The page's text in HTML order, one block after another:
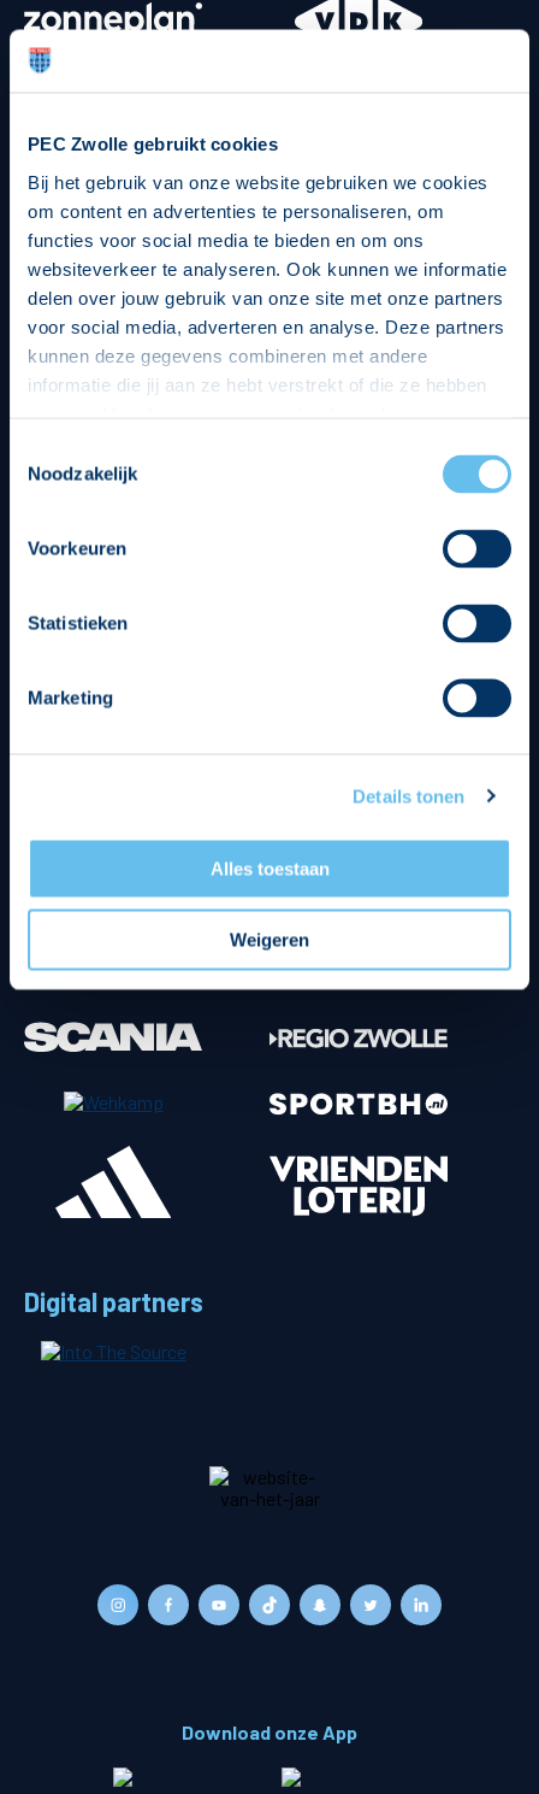
PEC Zwolle gebruikt cookies
Bij het gebruik van onze website gebruiken we cookies
om content en advertenties te personaliseren, om
functies voor social media te bieden en om ons
websiteverkeer te analyseren. Ook kunnen we informatie
delen over jouw gebruik van onze site met onze partners
voor social media, adverteren en analyse. Deze partners
kunnen deze gegevens combineren met andere
informatie die jij aan ze hebt verstrekt of die ze hebben
op een veilige en integere wijze. Je kunt je toestemming
beheren op de privacy- en cookieverklaring pagina.
Noodzakelijk
Voorkeuren
Statistieken
Marketing
Details tonen
Alles toestaan
Weigeren
Divisie partners
Digital partners
Download onze App